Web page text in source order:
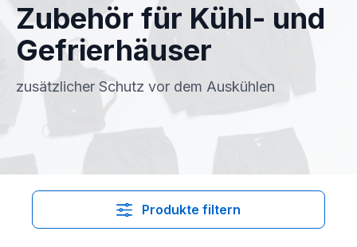
Zubehör für Kühl- und
Gefrierhäuser
zusätzlicher Schutz vor dem Auskühlen
Produkte filtern